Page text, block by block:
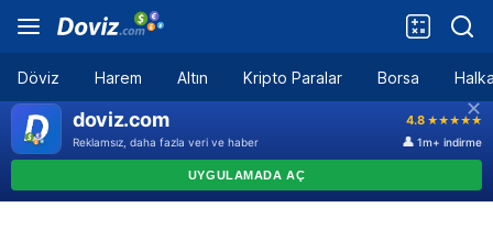
Döviz Harem Altın Kripto Paralar Borsa